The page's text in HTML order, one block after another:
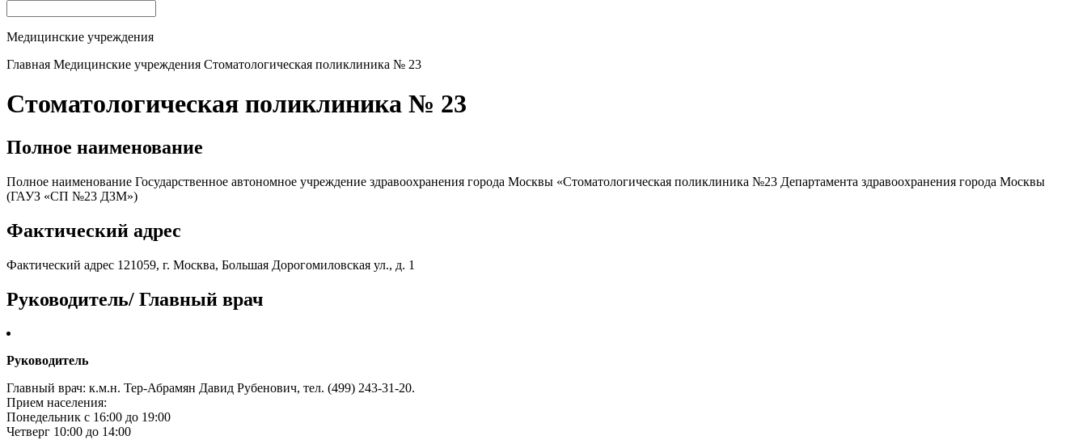
Медицинские учреждения
Главная Медицинские учреждения Стоматологическая поликлиника № 23
Стоматологическая поликлиника № 23
Полное наименование
Полное наименование Государственное автономное учреждение здравоохранения города Москвы «Стоматологическая поликлиника №23 Департамента здравоохранения города Москвы
(ГАУЗ «СП №23 ДЗМ»)
Фактический адрес
Фактический адрес 121059, г. Москва, Большая Дорогомиловская ул., д. 1
Руководитель/ Главный врач
Руководитель
Главный врач: к.м.н. Тер-Абрамян Давид Рубенович, тел. (499) 243-31-20.
Прием населения:
Понедельник с 16:00 до 19:00
Четверг 10:00 до 14:00